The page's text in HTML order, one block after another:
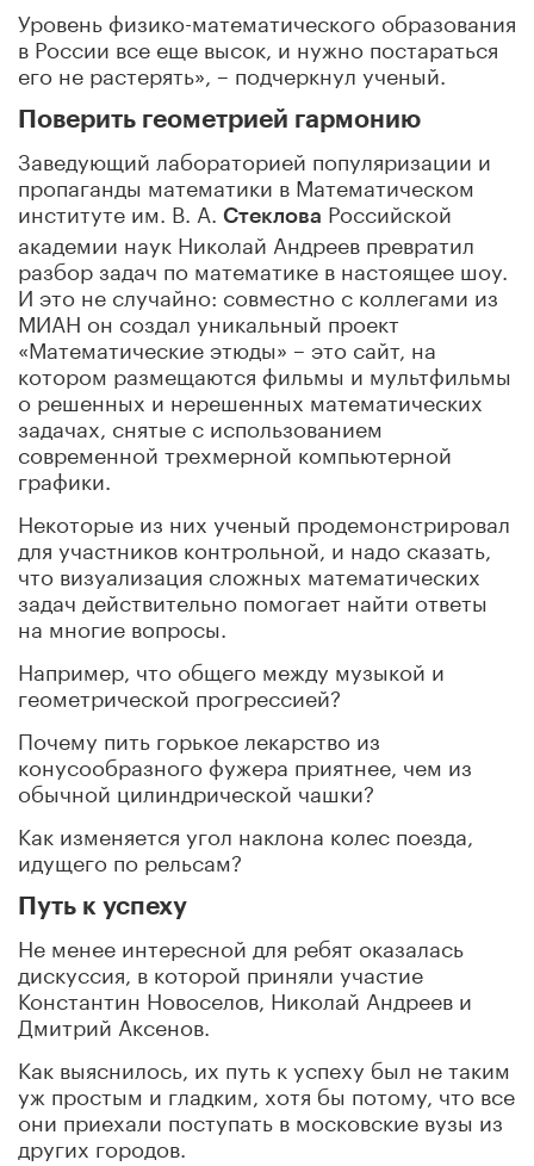
Уровень физико-математического образования
в России все еще высок, и нужно постараться
его не растерять», – подчеркнул ученый.
Поверить геометрией гармонию
Заведующий лабораторией популяризации и
пропаганды математики в Математическом
институте им. В. А. Стеклова Российской
академии наук Николай Андреев превратил
разбор задач по математике в настоящее шоу.
И это не случайно: совместно с коллегами из
МИАН он создал уникальный проект
«Математические этюды» – это сайт, на
котором размещаются фильмы и мультфильмы
о решенных и нерешенных математических
задачах, снятые с использованием
современной трехмерной компьютерной
графики.
Некоторые из них ученый продемонстрировал
для участников контрольной, и надо сказать,
что визуализация сложных математических
задач действительно помогает найти ответы
на многие вопросы.
Например, что общего между музыкой и
геометрической прогрессией?
Почему пить горькое лекарство из
конусообразного фужера приятнее, чем из
обычной цилиндрической чашки?
Как изменяется угол наклона колес поезда,
идущего по рельсам?
Путь к успеху
Не менее интересной для ребят оказалась
дискуссия, в которой приняли участие
Константин Новоселов, Николай Андреев и
Дмитрий Аксенов.
Как выяснилось, их путь к успеху был не таким
уж простым и гладким, хотя бы потому, что все
они приехали поступать в московские вузы из
других городов.